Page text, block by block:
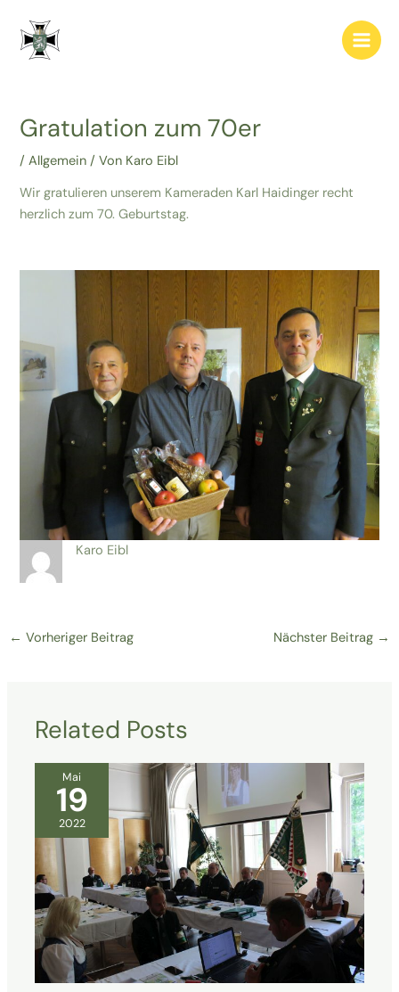
Inhalt
springen
Main
Gratulation zum 70er
/Allgemein / Von Karo Eibl
Wir gratulieren unserem Kameraden Karl Haidinger recht
herzlich zum 70. Geburtstag.
Karo Eibl
navigation
← Vorheriger Beitrag Nächster Beitrag →
Related Posts
Mai
19
2022